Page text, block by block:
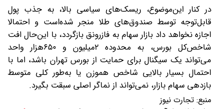
در کنار این‌موضوع، ریسک‌های سیاسی بالا، به جذب پول
قابل‌توجه توسط صندوق‌های طلا منجر شده‌است و احتمالا
اجازه نخواهد داد بازار سهام به فاز‌رونق بازگردد، با این‌حال افت
شاخص‌کل بورس، به محدوده ۲میلیون و ۶۵۰هزار واحد
می‌تواند یک سیگنال برای حمایت از بورس تهران باشد، اما با
احتمال بسیار بالایی شاخص هموزن یا به‌طور کلی متوسط
بازدهی سهام بازار، نمی‌تواند از نماگر اصلی سبقت بگیرد.
منبع: تجارت نیوز